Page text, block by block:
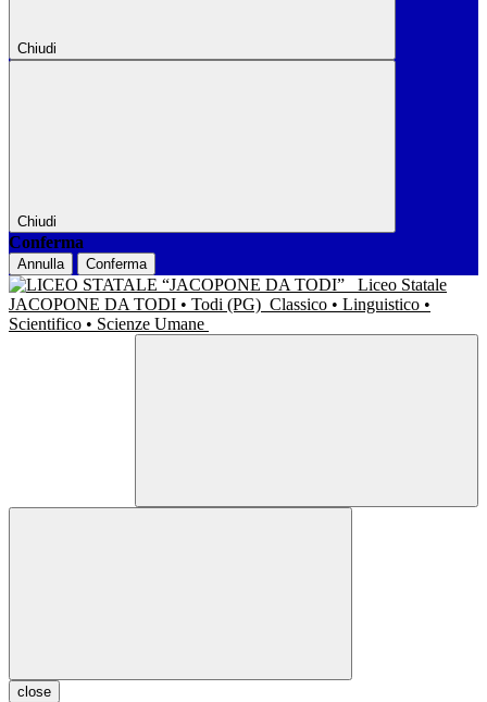
Chiudi
Chiudi
Conferma
Annulla Conferma
Liceo Statale
JACOPONE DA TODI • Todi (PG) Classico • Linguistico •
Scientifico • Scienze Umane
close